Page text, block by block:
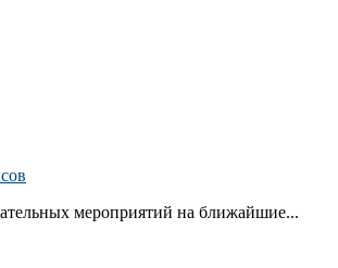
мероприятий на ближайшие...